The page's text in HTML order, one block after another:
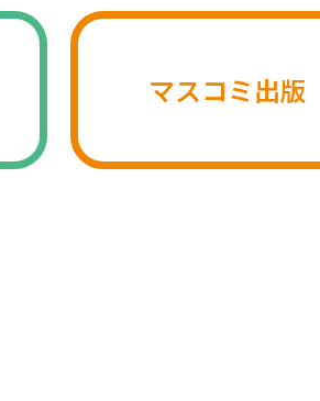
マスコミ出版